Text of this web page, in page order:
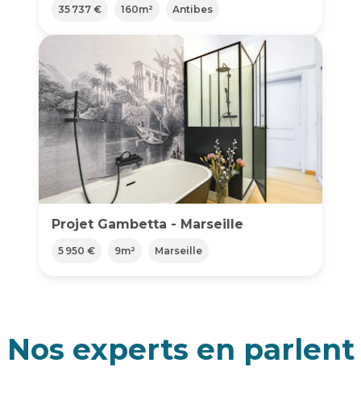
35 737 € 160m² Antibes
Projet Gambetta - Marseille
5 950 € 9m² Marseille
Nos experts en parlent